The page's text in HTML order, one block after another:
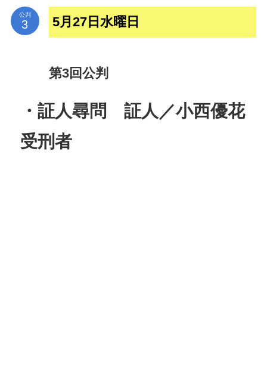
公判 5月27日水曜日
第3回公判
・証人尋問 証人／小西優花
受刑者